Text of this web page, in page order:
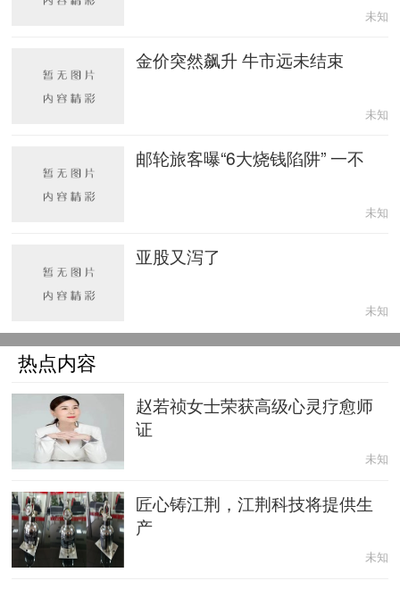
未知
金价突然飙升 牛市远未结束
未知
邮轮旅客曝“6大烧钱陷阱” 一不
未知
亚股又泻了
未知
热点内容
赵若祯女士荣获高级心灵疗愈师
证
未知
匠心铸江荆，江荆科技将提供生
产
未知